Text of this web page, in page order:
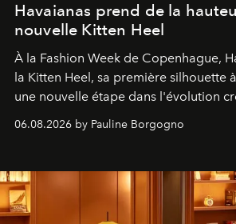
Havaianas prend de la
nouvelle Kitten Heel
À la Fashion Week de Copenhague,
la Kitten Heel, sa première silhouette
une nouvelle étape dans l'évolution
06.08.2026 by Pauline Borgogno